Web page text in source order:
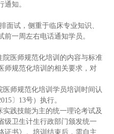
通知。
面试，侧重于临床专业知识、
一周左右电话通知学员。
院医师规范化培训的内容与标准
师规范化培训的相关要求，对
师规范化培训学员培训时间认
〕13号）执行。
践技能为主的统一理论考试及
级卫生计生行政部门颁发统一
证书》。培训结束后，需自主